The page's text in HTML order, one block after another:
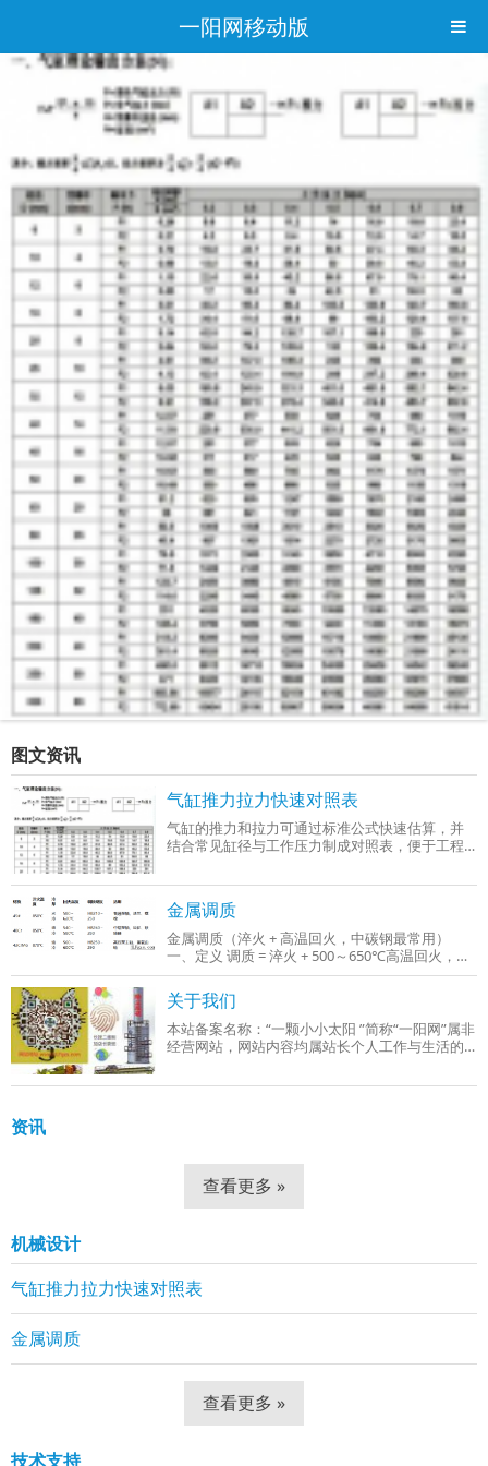
一阳网移动版
图文资讯
气缸推力拉力快速对照表
气缸的推力和拉力可通过标准公式快速估算，并
结合常见缸径与工作压力制成对照表，便于工程
力0.4–0.6 MPa）整理的‌气缸推力与拉力快
金属调质
金属调质（淬火 + 高温回火，中碳钢最常用）
一、定义 调质 = 淬火 + 500～650℃高温回火，只
适用于中碳钢、中碳合金钢（C：0.3%～0.5%），
成品组织：回火索氏体（铁素体 + 细小球状碳
关于我们
本站备案名称：“一颗小小太阳 ”简称“一阳网”属非
经营网站，网站内容均属站长个人工作与生活的
制、网站组建等。
资讯
查看更多 »
机械设计
气缸推力拉力快速对照表
金属调质
查看更多 »
技术支持